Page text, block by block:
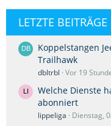
LETZTE BEITRÄGE
Koppelstangen
Trailhawk
dbltrbl Vor 19
Welche Dienste
abonniert
lippeliga Dienstag,